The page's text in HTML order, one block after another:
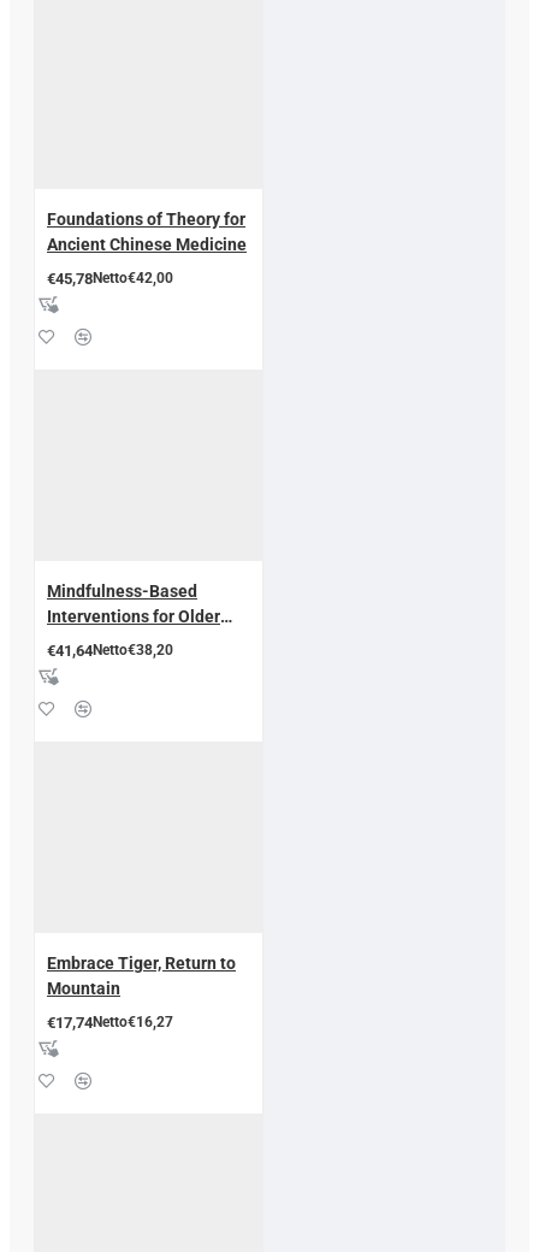
Foundations of Theory for
Ancient Chinese Medicine
€45,78Netto€42,00
Mindfulness-Based
Interventions for Older
Adults
€41,64Netto€38,20
Embrace Tiger, Return to
Mountain
€17,74Netto€16,27